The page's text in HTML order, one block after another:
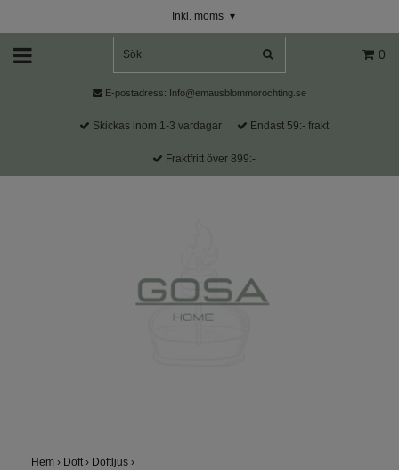
Inkl. moms ▾
0
E-postadress: Info@emausblommorochting.se
Skickas inom 1-3 vardagar Endast 59:- frakt
Fraktfritt över 899:-
Hem › Doft › Doftljus ›